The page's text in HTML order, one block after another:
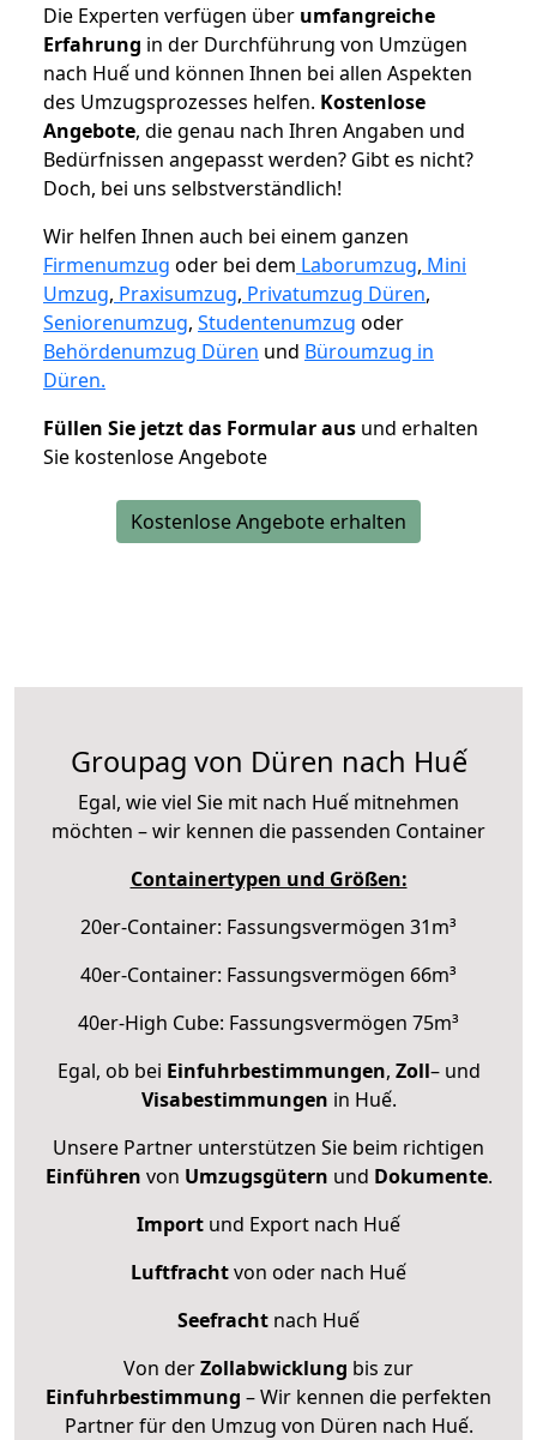
Die Experten verfügen über umfangreiche
Erfahrung in der Durchführung von Umzügen
nach Huế und können Ihnen bei allen Aspekten
des Umzugsprozesses helfen. Kostenlose
Angebote, die genau nach Ihren Angaben und
Bedürfnissen angepasst werden? Gibt es nicht?
Doch, bei uns selbstverständlich!
Wir helfen Ihnen auch bei einem ganzen
Firmenumzug oder bei dem Laborumzug, Mini
Umzug, Praxisumzug, Privatumzug Düren,
Seniorenumzug, Studentenumzug oder
Behördenumzug Düren und Büroumzug in
Düren.
Füllen Sie jetzt das Formular aus und erhalten
Sie kostenlose Angebote
Kostenlose Angebote erhalten
Groupag von Düren nach Huế
Egal, wie viel Sie mit nach Huế mitnehmen
möchten – wir kennen die passenden Container
Containertypen und Größen:
20er-Container: Fassungsvermögen 31m³
40er-Container: Fassungsvermögen 66m³
40er-High Cube: Fassungsvermögen 75m³
Egal, ob bei Einfuhrbestimmungen, Zoll– und
Visabestimmungen in Huế.
Unsere Partner unterstützen Sie beim richtigen
Einführen von Umzugsgütern und Dokumente.
Import und Export nach Huế
Luftfrachtvon oder nach Huế
Seefracht nach Huế
Von derZollabwicklung bis zur
Einfuhrbestimmung – Wir kennen die perfekten
Partner für den Umzug von Düren nach Huế.